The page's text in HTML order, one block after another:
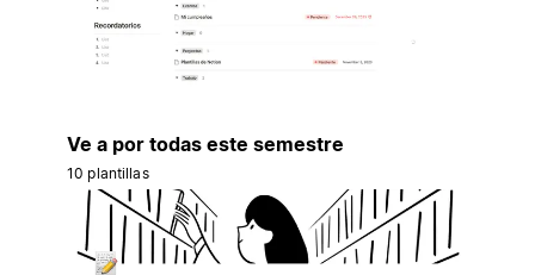
Ve a por todas este semestre
10 plantillas